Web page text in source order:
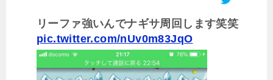
リーファ強いんでナギサ周回します笑笑
pic.twitter.com/nUv0m83JqO